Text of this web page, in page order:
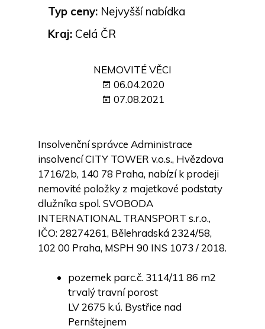
Typ ceny: Nejvyšší nabídka
Kraj: Celá ČR
NEMOVITÉ VĚCI
06.04.2020
07.08.2021
Insolvenční správce Administrace
insolvencí CITY TOWER v.o.s., Hvězdova
1716/2b, 140 78 Praha, nabízí k prodeji
nemovité položky z majetkové podstaty
dlužníka spol. SVOBODA
INTERNATIONAL TRANSPORT s.r.o.,
IČO: 28274261, Bělehradská 2324/58,
102 00 Praha, MSPH 90 INS 1073 / 2018.
pozemek parc.č. 3114/11 86 m2
trvalý travní porost
LV 2675 k.ú. Bystřice nad
Pernštejnem